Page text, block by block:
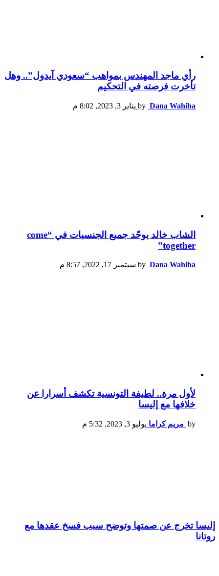
رأي ماجد المهندس بمواهب “سعودي آيدول”.. وهل
تأخرت فرصته في التحكيم
by Dana Wahiba يناير 3, 2023, 8:02 م
الشاب خالد يوحّد جميع الجنسيات في “come
together”
by Dana Wahiba سبتمبر 17, 2022, 8:57 م
لأول مرة.. لطيفة التونسية تكشف أسرارا عن
خلافها مع إليسا
by مريم كراما يوليو 3, 2023, 5:32 م
إليسا تخرج عن صمتها وتوضح سبب فسخ عقدها مع
روتانا